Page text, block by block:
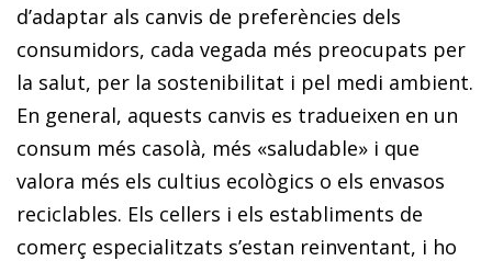
d’adaptar als canvis de preferències dels
consumidors, cada vegada més preocupats per
la salut, per la sostenibilitat i pel medi ambient.
En general, aquests canvis es tradueixen en un
consum més casolà, més «saludable» i que
valora més els cultius ecològics o els envasos
reciclables. Els cellers i els establiments de
comerç especialitzats s’estan reinventant, i ho